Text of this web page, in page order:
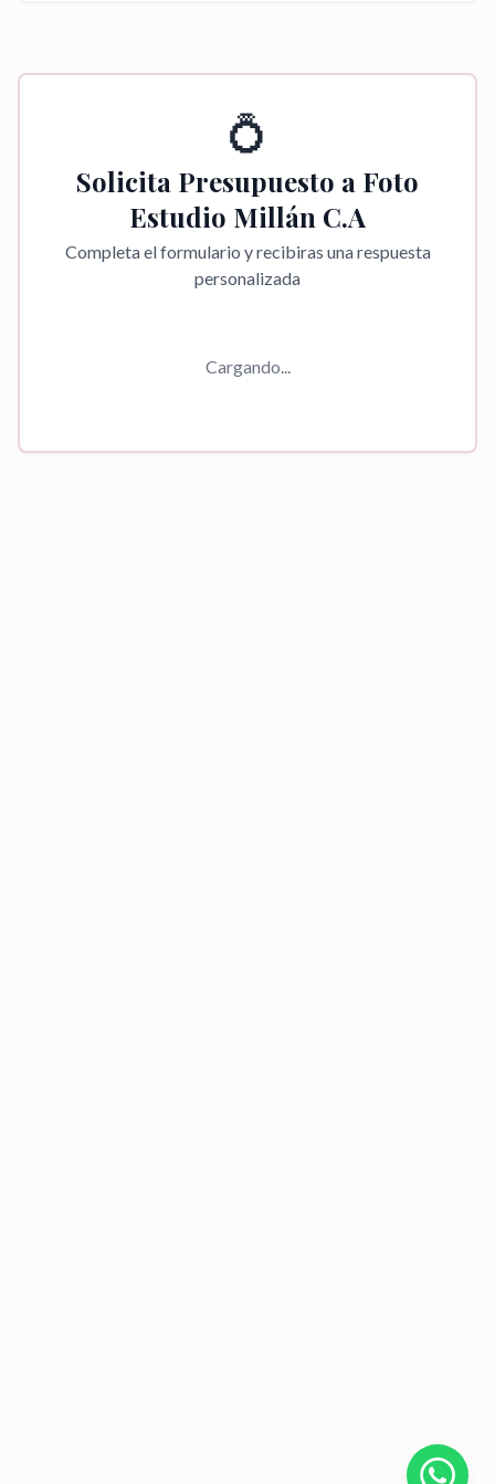
💍
Solicita Presupuesto a Foto
Estudio Millán C.A
Completa el formulario y recibiras una respuesta
personalizada
Cargando...